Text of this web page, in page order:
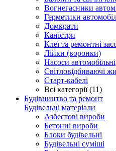
Вогнегасники
Герметики
Домкрати
Каністри
Клеї та ремонтні
Лійки (воронки)
Насоси автомобільні
Світловідбиваючі
Старт-кабелі
Всі категорії (11)
Будівництво та ремонт
Будівельні матеріали
Азбестові вироби
Бетонні вироби
Блоки будівельні
Будівельні суміші